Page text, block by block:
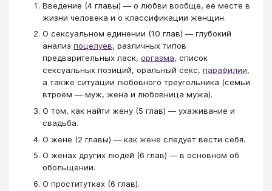
Введение (4 главы) — о любви вообще, её месте в
жизни человека и о классификации женщин.
О сексуальном единении (10 глав) — глубокий
анализ поцелуев, различных типов
предварительных ласк, оргазма, список
сексуальных позиций, оральный секс, парафилии,
а также ситуации любовного треугольника (семьи
втроём — муж, жена и любовница мужа).
О том, как найти жену (5 глав) — ухаживание и
свадьба.
О жене (2 главы) — как жене следует вести себя.
О жёнах других людей (6 глав) — в основном об
обольщении.
О проститутках (6 глав).